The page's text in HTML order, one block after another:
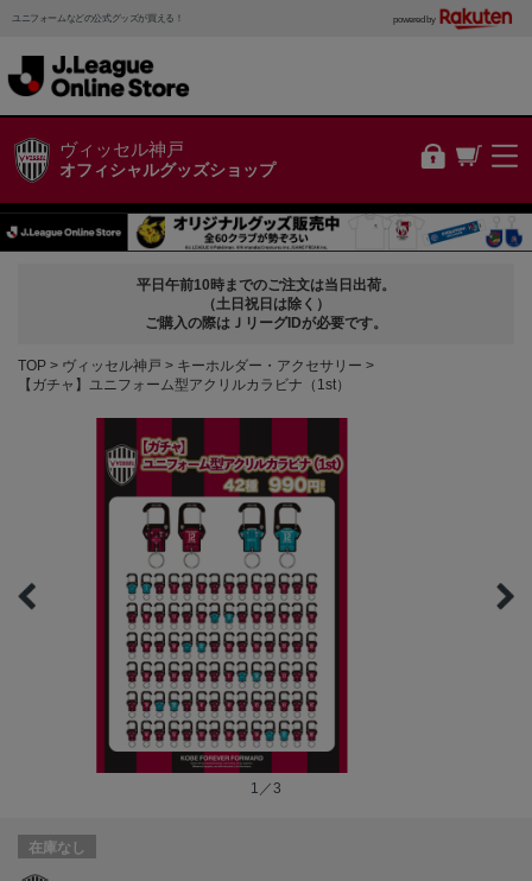
ユニフォームなどの公式グッズが買える！ powered by
ヴィッセル神戸
オフィシャルグッズショップ
平日午前10時までのご注文は当日出荷。
（土日祝日は除く）
ご購入の際はＪリーグIDが必要です。
TOP ヴィッセル神戸
キーホルダー・アクセサリー
【ガチャ】ユニフォーム型アクリルカラビナ（1st）
1／3
在庫なし